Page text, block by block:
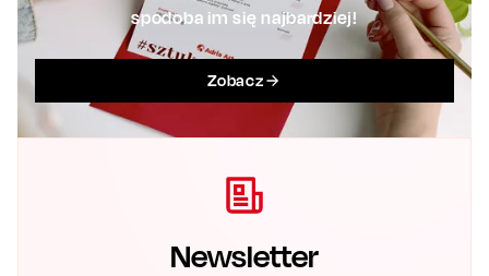
spodoba im się najbardziej!
Zobacz
Newsletter